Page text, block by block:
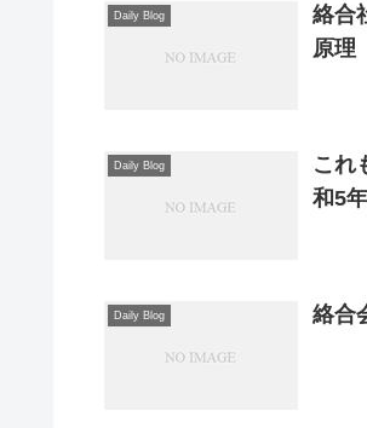
Daily Blog
絡合
原理
Daily Blog
これ
和5
Daily Blog 絡合